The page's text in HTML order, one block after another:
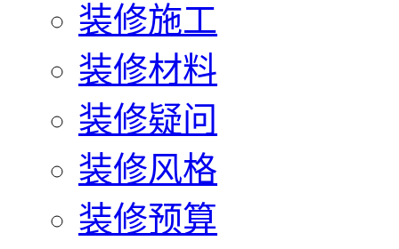
装修施工
装修材料
装修疑问
装修风格
装修预算